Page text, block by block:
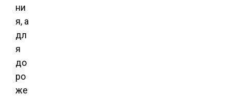
ни
я, а
дл
я
до
ро
же